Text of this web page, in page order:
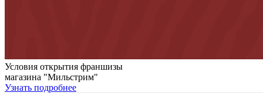
Условия открытия франшизы
магазина "Мильстрим"
Узнать подробнее